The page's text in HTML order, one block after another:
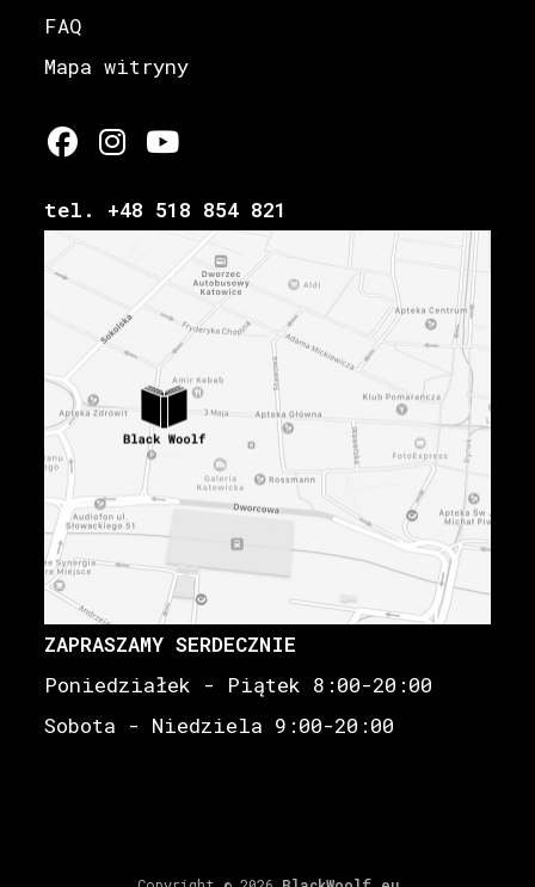
FAQ
Mapa witryny
tel. +48 518 854 821
ZAPRASZAMY SERDECZNIE
Poniedziałek - Piątek 8:00-20:00
Sobota - Niedziela 9:00-20:00